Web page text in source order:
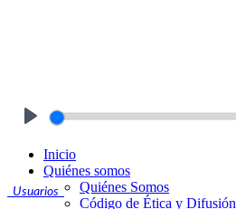
Usuarios
Inicio
Quiénes somos
Quiénes Somos
Código de Ética y Difusión